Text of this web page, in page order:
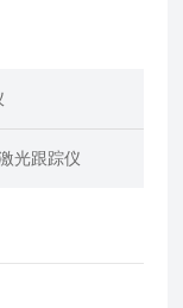
光跟踪仪